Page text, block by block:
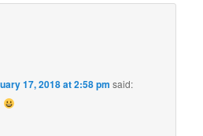
17, 2018 at 2:58 pm said: